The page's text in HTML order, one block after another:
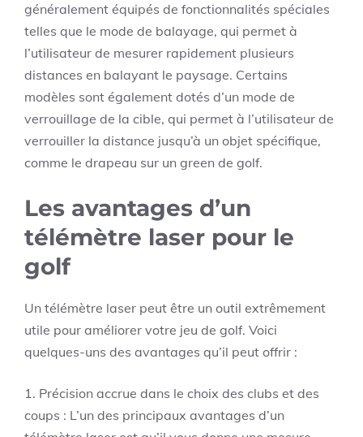
généralement équipés de fonctionnalités spéciales
telles que le mode de balayage, qui permet à
l’utilisateur de mesurer rapidement plusieurs
distances en balayant le paysage. Certains
modèles sont également dotés d’un mode de
verrouillage de la cible, qui permet à l’utilisateur de
verrouiller la distance jusqu’à un objet spécifique,
comme le drapeau sur un green de golf.
Les avantages d’un
télémètre laser pour le
golf
Un télémètre laser peut être un outil extrêmement
utile pour améliorer votre jeu de golf. Voici
quelques-uns des avantages qu’il peut offrir :
1. Précision accrue dans le choix des clubs et des
coups : L’un des principaux avantages d’un